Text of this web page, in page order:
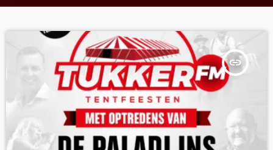
insert_link